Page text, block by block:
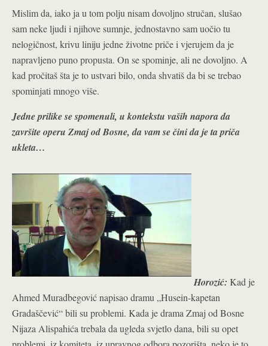
Mislim da, iako ja u tom polju nisam dovoljno stručan, slušao
sam neke ljudi i njihove sumnje, jednostavno sam uočio tu
nelogičnost, krivu liniju jedne životne priče i vjerujem da je
napravljeno puno propusta. On se spominje, ali ne dovoljno. A
kad pročitaš šta je to ustvari bilo, onda shvatiš da bi se trebao
spominjati mnogo više.
Jedne prilike se spomenuli, u kontekstu vaših napora da
završite operu Zmaj od Bosne, da vam se čini da je ta priča
ukleta…
Horozić: Kad je
Ahmed Muradbegović napisao dramu „Husein-kapetan
Gradaščević“ bili su problemi. Kada je drama Zmaj od Bosne
Nijaza Alispahića trebala da ugleda svjetlo dana, bili su opet